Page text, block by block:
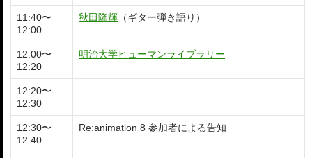
11:40〜
12:00
秋田隆輝 （ギター弾き語り）
12:00〜
12:20
明治大学ヒューマンライブラリー
12:20〜
12:30
12:30〜
12:40
Re:animation 8 参加者による告知